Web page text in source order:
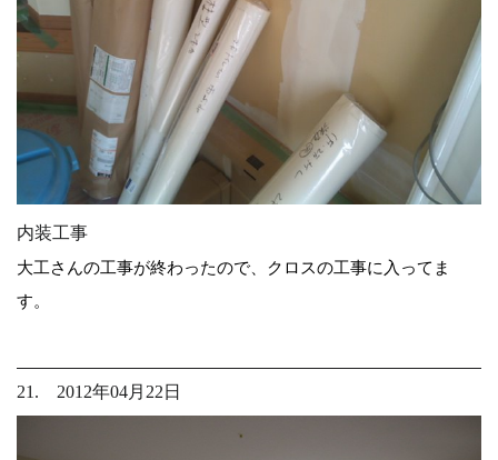
内装工事
大工さんの工事が終わったので、クロスの工事に入ってま
す。
21. 2012年04月22日